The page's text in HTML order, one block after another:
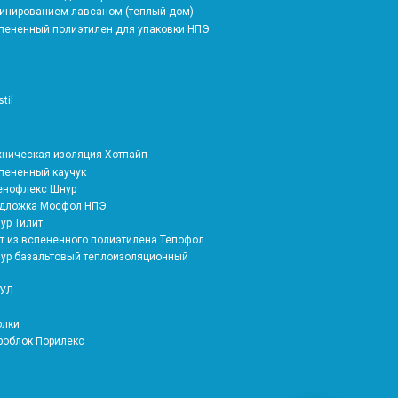
лавсаном (теплый дом)
полиэтилен для упаковки НПЭ
изоляция Хотпайп
каучук
Шнур
Мосфол НПЭ
Тилит
из вспененного полиэтилена Тепофол
базальтовый теплоизоляционный
Порилекс